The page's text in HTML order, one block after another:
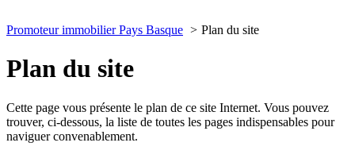
Promoteur immobilier Pays Basque Plan du site
Plan du site
Cette page vous présente le plan de ce site Internet. Vous pouvez
trouver, ci-dessous, la liste de toutes les pages indispensables pour
naviguer convenablement.